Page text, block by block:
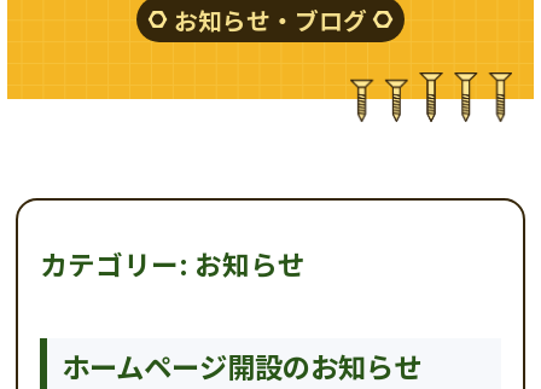
お知らせ・ブログ
カテゴリー: お知らせ
ホームページ開設のお知らせ